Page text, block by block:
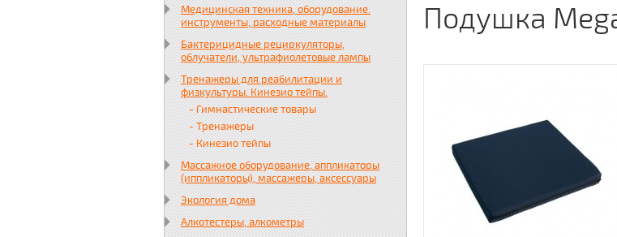
Медицинская техника, оборудование.
инструменты, расходные материалы
Бактерицидные рециркуляторы,
облучатели, ультрафиолетовые лампы
Тренажеры для реабилитации и
физкультуры. Кинезио тейпы.
- Гимнастические товары
- Тренажеры
- Кинезио тейпы
Массажное оборудование, аппликаторы
(иппликаторы), массажеры, аксессуары
Экология дома
Алкотестеры, алкометры
Подушка